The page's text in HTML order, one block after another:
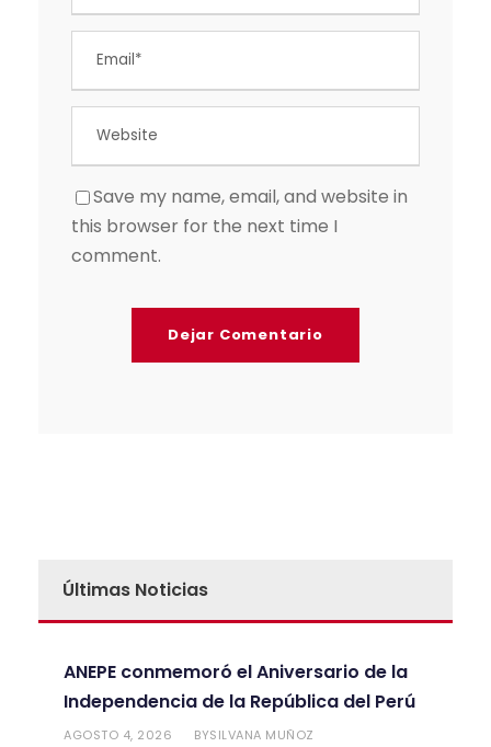
Save my name, email, and website in
this browser for the next time I
comment.
Últimas Noticias
ANEPE conmemoró el Aniversario de la
Independencia de la República del Perú
AGOSTO 4, 2026 BYSILVANA MUÑOZ